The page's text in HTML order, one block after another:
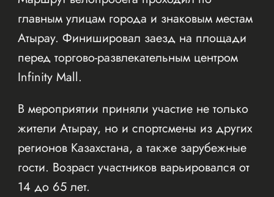
главным улицам города и знаковым местам
Атырау. Финишировал заезд на площади
перед торгово-развлекательным центром
Infinity Mall.
В мероприятии приняли участие не только
жители Атырау, но и спортсмены из других
регионов Казахстана, а также зарубежные
гости. Возраст участников варьировался от
14 до 65 лет.